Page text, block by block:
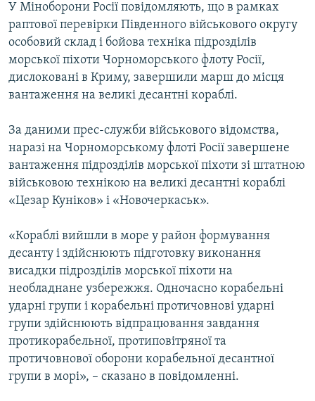
Усі сайти RFE/RL
У Міноборони Росії повідомляють, що в рамках
раптової перевірки Південного військового округу
особовий склад і бойова техніка підрозділів
морської піхоти Чорноморського флоту Росії,
дислоковані в Криму, завершили марш до місця
вантаження на великі десантні кораблі.
За даними прес-служби військового відомства,
наразі на Чорноморському флоті Росії завершене
вантаження підрозділів морської піхоти зі штатною
військовою технікою на великі десантні кораблі
«Цезар Куніков» і «Новочеркаськ».
«Кораблі вийшли в море у район формування
десанту і здійснюють підготовку виконання
висадки підрозділів морської піхоти на
необладнане узбережжя. Одночасно корабельні
ударні групи і корабельні протичовнові ударні
групи здійснюють відпрацювання завдання
протикорабельної, протиповітряної та
протичовнової оборони корабельної десантної
групи в морі», – сказано в повідомленні.